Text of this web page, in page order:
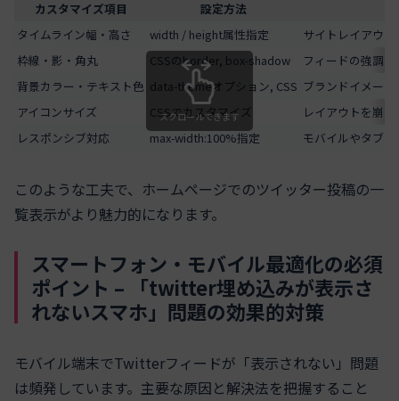
カスタマイズ項目 設定方法
タイムライン幅・高さ
width / height属性指定
サイトレイアウ
枠線・影・角丸
CSSのborder, box-shadow
フィードの強調
背景カラー・テキスト色 data-themeオプション, CSS ブランドイメー
アイコンサイズ
CSSでカスタマイズ
レイアウトを崩
レスポンシブ対応
max-width:100%指定 モバイルやタブ
スクロールできます
このような工夫で、ホームページでのツイッター投稿の一
覧表示がより魅力的になります。
スマートフォン・モバイル最適化の必須
ポイント – 「twitter埋め込みが表示さ
れないスマホ」問題の効果的対策
モバイル端末でTwitterフィードが「表示されない」問題
は頻発しています。主要な原因と解決法を把握すること